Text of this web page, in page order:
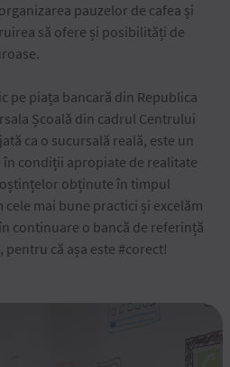
pauzelor de cafea și
să ofere și posibilități de
pe piața bancară din Republica
Școală din cadrul Centrului
ca o sucursală reală, este un
condiții apropiate de realitate
obținute în timpul
mai bune practici și excelăm
continuare o bancă de referință
că așa este #corect!